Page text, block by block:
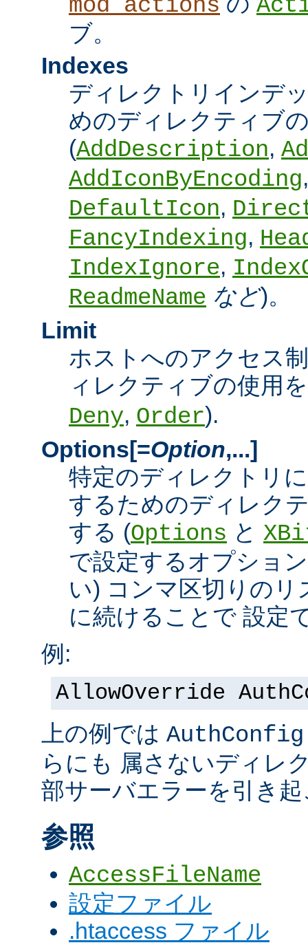
mod_actions
ブ。
Indexes
ディレクトリインデ
めのディレクティブ
(AddDescription,
AddIconByEncoding
DefaultIcon,
FancyIndexing,
IndexIgnore,
ReadmeName など)。
Limit
ホストへのアクセス
ィレクティブの使用
Deny, Order).
Options[=Option,...]
特定のディレクトリ
するためのディレク
する (Options と
で設定するオプショ
い) コンマ区切りの
に続けることで 設定
例:
AllowOverride
上の例では AuthConfig
らにも 属さないディレ
部サーバエラーを引き
参照
AccessFileName
設定ファイル
.htaccess ファイル